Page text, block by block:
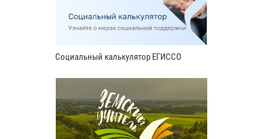
Социальный калькулятор ЕГИССО